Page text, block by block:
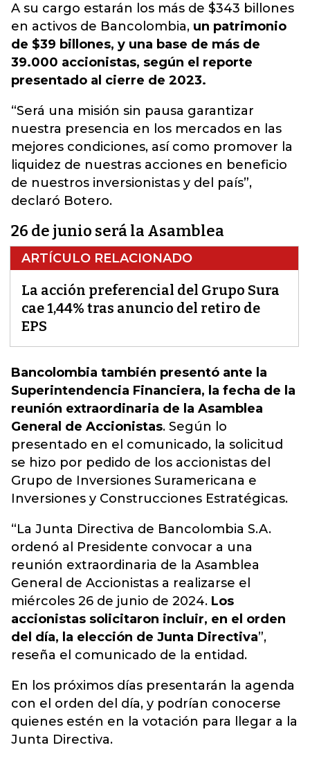
A su cargo estarán los más de $343 billones
en activos de Bancolombia, un patrimonio
de $39 billones, y una base de más de
39.000 accionistas, según el reporte
presentado al cierre de 2023.
“Será una misión sin pausa garantizar
nuestra presencia en los mercados en las
mejores condiciones, así como promover la
liquidez de nuestras acciones en beneficio
de nuestros inversionistas y del país”,
declaró Botero.
26 de junio será la Asamblea
ARTÍCULO RELACIONADO
La acción preferencial del Grupo Sura
cae 1,44% tras anuncio del retiro de
EPS
Bancolombia también presentó ante la
Superintendencia Financiera, la fecha de la
reunión extraordinaria de la Asamblea
General de Accionistas. Según lo
presentado en el comunicado, la solicitud
se hizo por pedido de los accionistas del
Grupo de Inversiones Suramericana e
Inversiones y Construcciones Estratégicas.
“La Junta Directiva de Bancolombia S.A.
ordenó al Presidente convocar a una
reunión extraordinaria de la Asamblea
General de Accionistas a realizarse el
miércoles 26 de junio de 2024. Los
accionistas solicitaron incluir, en el orden
del día, la elección de Junta Directiva”,
reseña el comunicado de la entidad.
En los próximos días presentarán la agenda
con el orden del día, y podrían conocerse
quienes estén en la votación para llegar a la
Junta Directiva.